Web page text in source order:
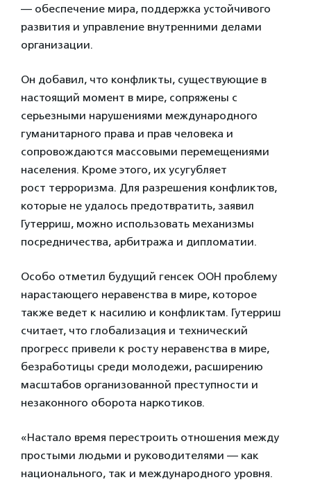
— обеспечение мира, поддержка устойчивого
развития и управление внутренними делами
организации.
Он добавил, что конфликты, существующие в
настоящий момент в мире, сопряжены с
серьезными нарушениями международного
гуманитарного права и прав человека и
сопровождаются массовыми перемещениями
населения. Кроме этого, их усугубляет
рост терроризма. Для разрешения конфликтов,
которые не удалось предотвратить, заявил
Гутерриш, можно использовать механизмы
посредничества, арбитража и дипломатии.
Особо отметил будущий генсек ООН проблему
нарастающего неравенства в мире, которое
также ведет к насилию и конфликтам. Гутерриш
считает, что глобализация и технический
прогресс привели к росту неравенства в мире,
безработицы среди молодежи, расширению
масштабов организованной преступности и
незаконного оборота наркотиков.
«Настало время перестроить отношения между
простыми людьми и руководителями — как
национального, так и международного уровня.